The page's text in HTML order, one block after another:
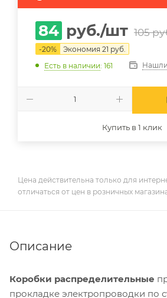
84 руб./шт 105
-20% Экономия 21 руб.
Есть в наличии: 161
Купить в 1 клик
Цена действительна только для
отличаться от цен в розничных
Описание
Коробки распределительные
прокладке электропроводки по